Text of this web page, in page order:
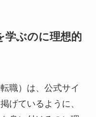
学ぶのに理想的
職）は、公式サイ
げているように、